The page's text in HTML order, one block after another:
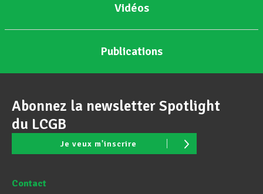
Vidéos
Publications
Abonnez la newsletter Spotlight
du LCGB
Je veux m'inscrire
Contact